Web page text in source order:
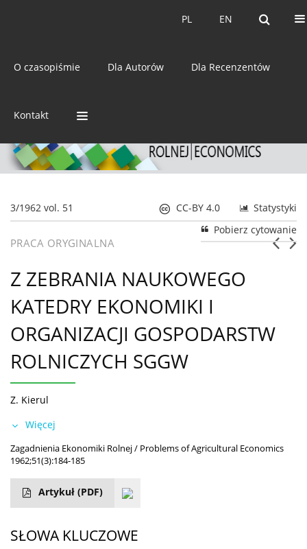
EN
PL EN
PL
O czasopiśmie Dla Autorów Dla Recenzentów
Kontakt
ISSN: 0044-1600
3/1962 vol. 51 Statystyki
CC-BY 4.0
Pobierz cytowanie
PRACA ORYGINALNA
Z ZEBRANIA NAUKOWEGO
KATEDRY EKONOMIKI I
ORGANIZACJI GOSPODARSTW
ROLNICZYCH SGGW
Z. Kierul
Więcej
Zagadnienia Ekonomiki Rolnej / Problems of Agricultural Economics
1962;51(3):184-185
Artykuł (PDF)
SŁOWA KLUCZOWE